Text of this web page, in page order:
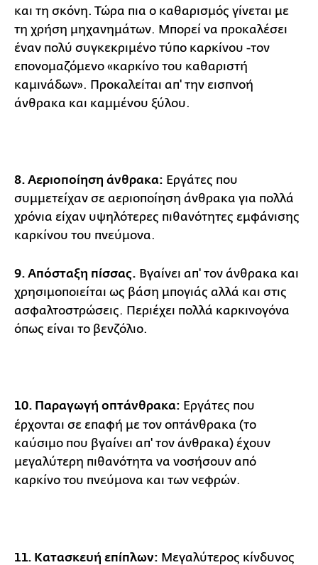
και τη σκόνη. Τώρα πια ο καθαρισμός γίνεται με
τη χρήση μηχανημάτων. Μπορεί να προκαλέσει
έναν πολύ συγκεκριμένο τύπο καρκίνου -τον
επονομαζόμενο «καρκίνο του καθαριστή
καμινάδων». Προκαλείται απ' την εισπνοή
άνθρακα και καμμένου ξύλου.
8. Αεριοποίηση άνθρακα: Εργάτες που
συμμετείχαν σε αεριοποίηση άνθρακα για πολλά
χρόνια είχαν υψηλότερες πιθανότητες εμφάνισης
καρκίνου του πνεύμονα.
9. Απόσταξη πίσσας. Βγαίνει απ' τον άνθρακα και
χρησιμοποιείται ως βάση μπογιάς αλλά και στις
ασφαλτοστρώσεις. Περιέχει πολλά καρκινογόνα
όπως είναι το βενζόλιο.
10. Παραγωγή οπτάνθρακα: Εργάτες που
έρχονται σε επαφή με τον οπτάνθρακα (το
καύσιμο που βγαίνει απ' τον άνθρακα) έχουν
μεγαλύτερη πιθανότητα να νοσήσουν από
καρκίνο του πνεύμονα και των νεφρών.
11. Κατασκευή επίπλων: Μεγαλύτερος κίνδυνος